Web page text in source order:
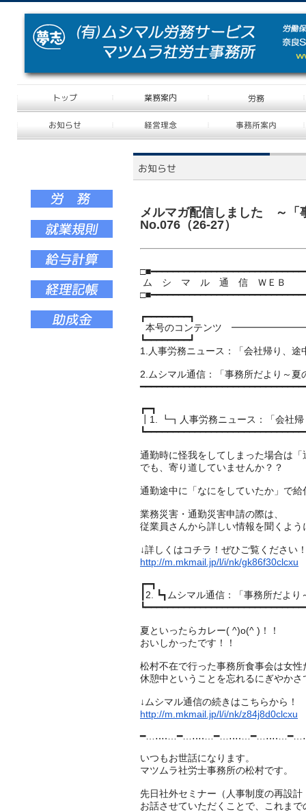
メルマガ配信しました ～「
No.076（26-27）
□■━━━━━━━━━━━━━━━━━━━━━━━━━━━━
ム シ マ ル 通 信 ＷＥＢ
□■━━━━━━━━━━━━━━━━━━━━━━━━━━━━
┏━━━━━━━━┓
本号のコンテンツ
┗━━━━━━━━┛
1.人事労務ニュース：「会社帰り、 途
2.ムシマル通信：「事務所だより～夏
━━━━━━━━━━━━━━━━━━━━━━━━━━━━━━
┏━┓
┃1. ┗┓人事労務ニュース：「会社帰
┗━━━━━━━━━━━━━━━━━━━━━━━━━━━━━
通勤時に怪我をしてしまった場合は「
でも、寄り道していませんか？？
通勤途中に「なにをしていたか」で給
業務災害・通勤災害申請の際は、
従業員さんから詳しい情報を聞くよ
↓詳しくはコチラ！ぜひご覧ください
http://m.mkmail.jp/l/i/nk/gk86f30clcxu
┏━┓
┃2. ┗┓ムシマル通信：「事務所だよ
┗━━━━━━━━━━━━━━━━━━━━━━━━━━━━━
夏といったらカレー( ^)o(^ )！！
おいしかったです！！
松村不在で行った事務所食事会は女性
休憩中ということを忘れるにぎやか
↓ムシマル通信の続きはこちらから！
http://m.mkmail.jp/l/i/nk/z84j8d0clcxu
いつもお世話になります。
マツムラ社労士事務所の松村です。
先日社外セミナー（人事制度の再設
お話させていただくことで、これま